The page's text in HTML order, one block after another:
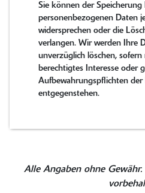
Sie können der Speicherung
personenbezogenen Daten
widersprechen oder die
verlangen. Wir werden Ihre
unverzüglich löschen, sofern
berechtigtes Interesse oder
Aufbewahrungspflichten der
entgegenstehen.
Alle Angaben ohne